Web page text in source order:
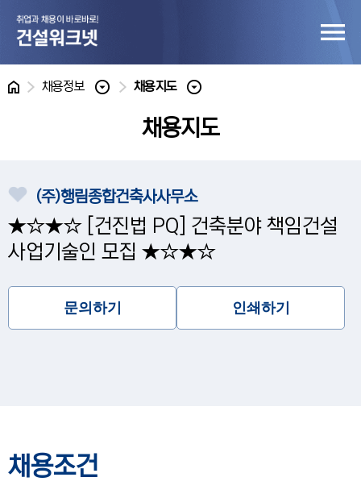
홈 채용정보 채용지도
채용지도
(주)행림종합건축사사무소
★☆★☆ [건진법 PQ] 건축분야 책임건설
사업기술인 모집 ★☆★☆
문의하기 인쇄하기
채용조건